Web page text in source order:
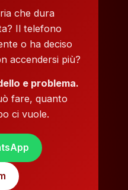
che dura
Il telefono
o ha deciso
accendersi più?
e problema.
fare, quanto
ci vuole.